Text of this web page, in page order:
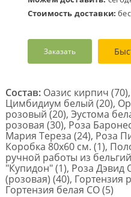
language
Стоимость доставки:
Заказать
Состав: Оазис кирпич
Цимбидиум белый (20),
розовый (20), Эустома
розовая (30), Роза
Мария Тереза (24), Роза
Коробка 80х60 см. (1),
ручной работы из
"Купидон" (1), Роза Дэвид
(розовая) (40), Гортензия
Гортензия белая CO (5)